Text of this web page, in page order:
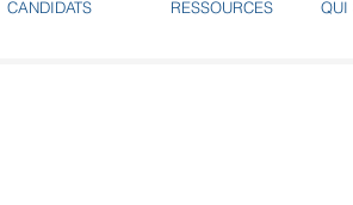
CANDIDATS RESSOURCES QUI